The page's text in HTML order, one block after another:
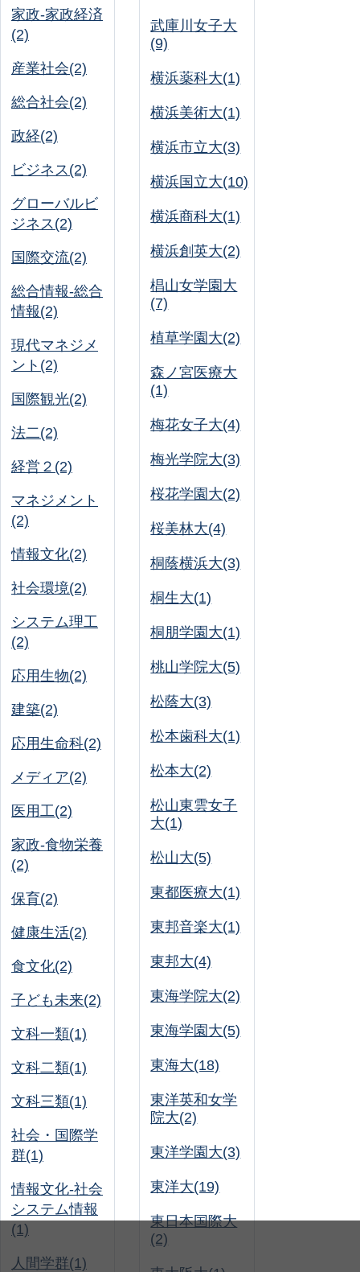
家政-家政経済
(2)
産業社会(2)
総合社会(2)
政経(2)
ビジネス(2)
グローバルビ
ジネス(2)
国際交流(2)
総合情報-総合
情報(2)
現代マネジメ
ント(2)
国際観光(2)
法二(2)
経営２(2)
マネジメント
(2)
情報文化(2)
社会環境(2)
システム理工
(2)
応用生物(2)
建築(2)
応用生命科(2)
メディア(2)
医用工(2)
家政-食物栄養
(2)
保育(2)
健康生活(2)
食文化(2)
子ども未来(2)
文科一類(1)
文科二類(1)
文科三類(1)
社会・国際学
群(1)
情報文化-社会
システム情報
(1)
人間学群(1)
武庫川女子大
(9)
横浜薬科大(1)
横浜美術大(1)
横浜市立大(3)
横浜国立大(10)
横浜商科大(1)
横浜創英大(2)
椙山女学園大
(7)
植草学園大(2)
森ノ宮医療大
(1)
梅花女子大(4)
梅光学院大(3)
桜花学園大(2)
桜美林大(4)
桐蔭横浜大(3)
桐生大(1)
桐朋学園大(1)
桃山学院大(5)
松蔭大(3)
松本歯科大(1)
松本大(2)
松山東雲女子
大(1)
松山大(5)
東都医療大(1)
東邦音楽大(1)
東邦大(4)
東海学院大(2)
東海学園大(5)
東海大(18)
東洋英和女学
院大(2)
東洋学園大(3)
東洋大(19)
東日本国際大
(2)